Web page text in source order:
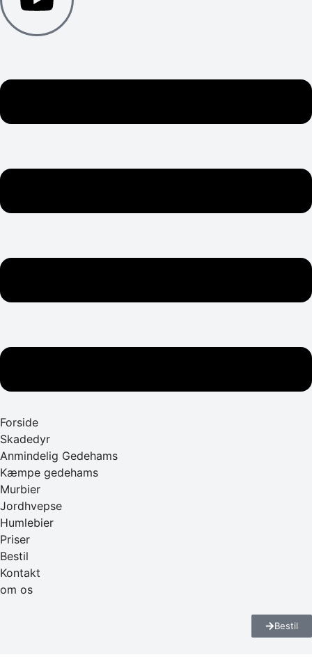
Forside
Skadedyr
Anmindelig Gedehams
Kæmpe gedehams
Murbier
Jordhvepse
Humlebier
Priser
Bestil
Kontakt
om os
Bestil